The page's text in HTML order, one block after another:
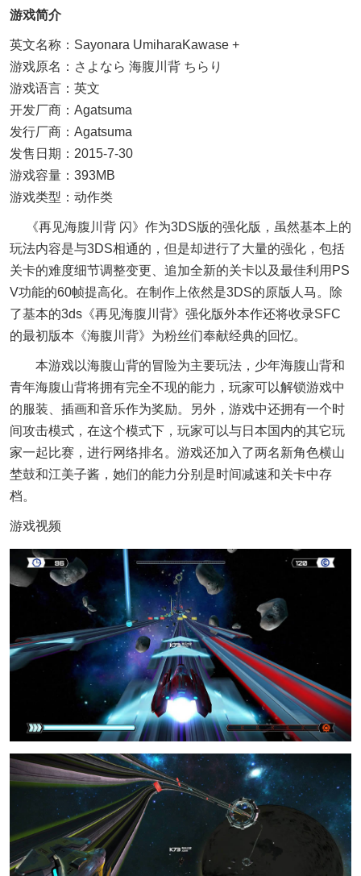
游戏简介
英文名称：Sayonara UmiharaKawase +
游戏原名：さよなら 海腹川背 ちらり
游戏语言：英文
开发厂商：Agatsuma
发行厂商：Agatsuma
发售日期：2015-7-30
游戏容量：393MB
游戏类型：动作类
《再见海腹川背 闪》作为3DS版的强化版，虽然基本上的
玩法内容是与3DS相通的，但是却进行了大量的强化，包括
关卡的难度细节调整变更、追加全新的关卡以及最佳利用PS
V功能的60帧提高化。在制作上依然是3DS的原版人马。除
了基本的3ds《再见海腹川背》强化版外本作还将收录SFC
的最初版本《海腹川背》为粉丝们奉献经典的回忆。
本游戏以海腹山背的冒险为主要玩法，少年海腹山背和
青年海腹山背将拥有完全不现的能力，玩家可以解锁游戏中
的服装、插画和音乐作为奖励。另外，游戏中还拥有一个时
间攻击模式，在这个模式下，玩家可以与日本国内的其它玩
家一起比赛，进行网络排名。游戏还加入了两名新角色横山
埜鼓和江美子酱，她们的能力分别是时间减速和关卡中存
档。
游戏视频